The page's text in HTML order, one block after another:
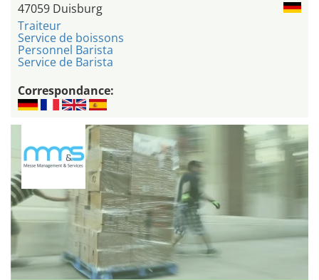
47059 Duisburg
Traiteur
Service de boissons
Personnel Barista
Service de Barista
Correspondance: